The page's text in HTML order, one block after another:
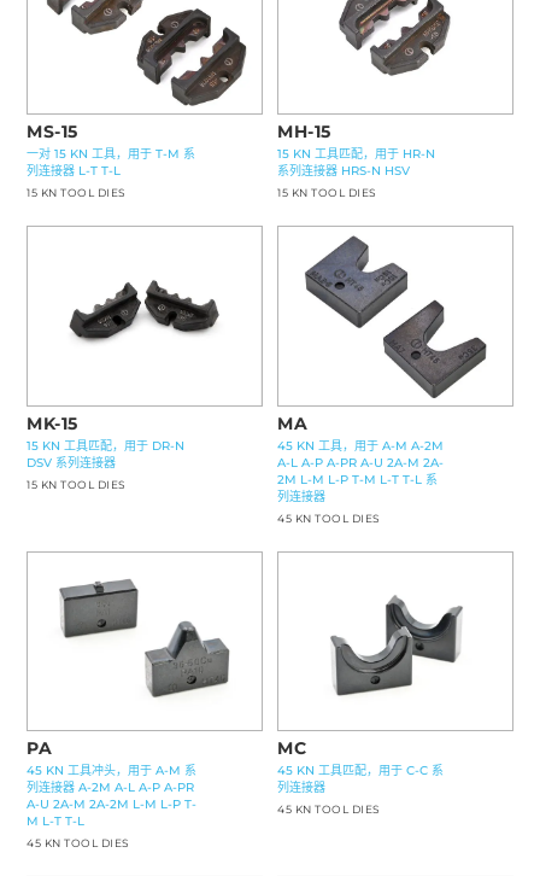
MS-15
一对 15 KN 工具，用于 T-M 系
列连接器 L-T T-L
15 KN TOOL DIES
MH-15
15 KN 工具匹配，用于 HR-N
系列连接器 HRS-N HSV
15 KN TOOL DIES
MK-15
15 KN 工具匹配，用于 DR-N
DSV 系列连接器
15 KN TOOL DIES
MA
45 KN 工具，用于 A-M A-2M
A-L A-P A-PR A-U 2A-M 2A-
2M L-M L-P T-M L-T T-L 系
列连接器
45 KN TOOL DIES
PA
45 KN 工具冲头，用于 A-M 系
列连接器 A-2M A-L A-P A-PR
A-U 2A-M 2A-2M L-M L-P T-
M L-T T-L
45 KN TOOL DIES
MC
45 KN 工具匹配，用于 C-C 系
列连接器
45 KN TOOL DIES